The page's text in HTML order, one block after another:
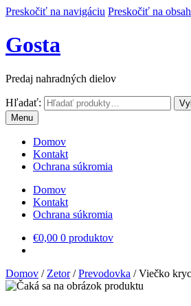
Preskočiť na navigáciu Preskočiť na obsah
Gosta
Predaj nahradných dielov
Hľadať:
Menu
Domov
Kontakt
Ochrana súkromia
Domov
Kontakt
Ochrana súkromia
€0,00 0 produktov
Domov / Zetor/Prevodovka /Viečko